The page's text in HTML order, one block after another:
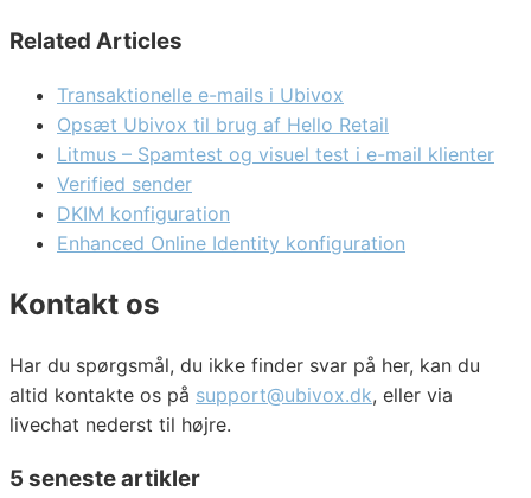
Related Articles
Transaktionelle e-mails i Ubivox
Opsæt Ubivox til brug af Hello Retail
Litmus – Spamtest og visuel test i e-mail klienter
Verified sender
DKIM konfiguration
Enhanced Online Identity konfiguration
Kontakt os
Har du spørgsmål, du ikke finder svar på her, kan du
altid kontakte os på support@ubivox.dk, eller via
livechat nederst til højre.
5 seneste artikler